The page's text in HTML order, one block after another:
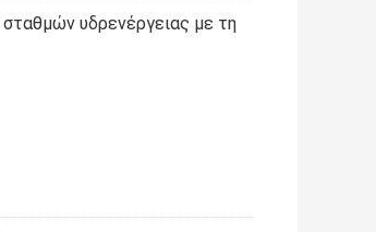
υδρενέργειας με τη